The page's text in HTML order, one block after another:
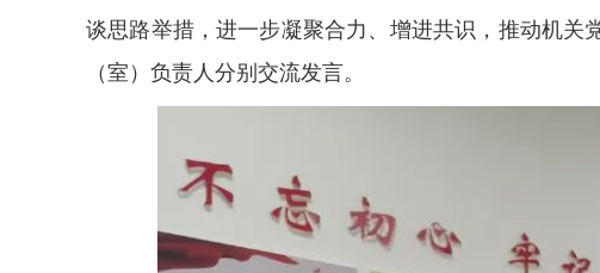
谈思路举措，进一步凝聚合力、增进共识，推动机
（室）负责人分别交流发言。